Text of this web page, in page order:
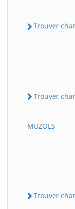
Trouver
Trouver
MUZOLS
Trouver